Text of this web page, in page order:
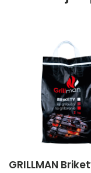
GRILLMAN